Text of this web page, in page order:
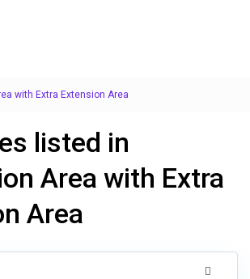
with Extra Extension Area
listed in
Area with Extra
Area